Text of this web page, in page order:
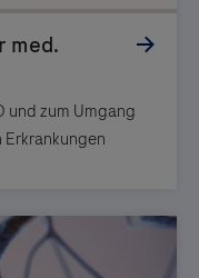
und zum Umgang